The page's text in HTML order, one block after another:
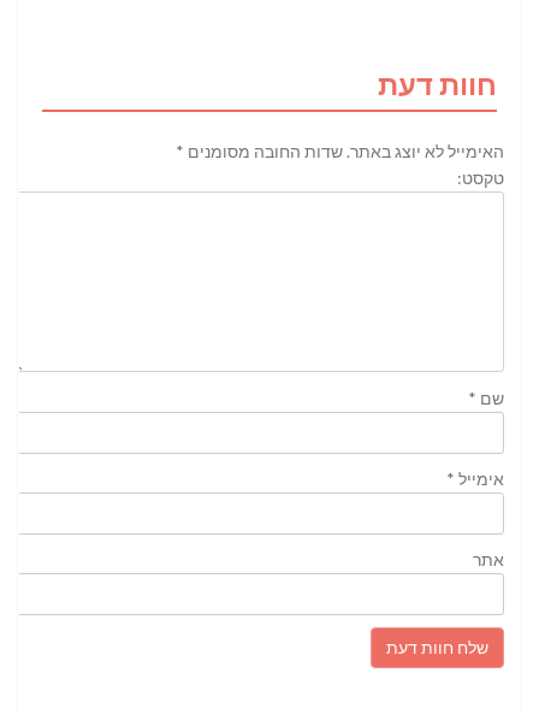
חוות דעת
האימייל לא יוצג באתר. שדות החובה מסומנים *
טקסט:
שם *
אימייל *
אתר